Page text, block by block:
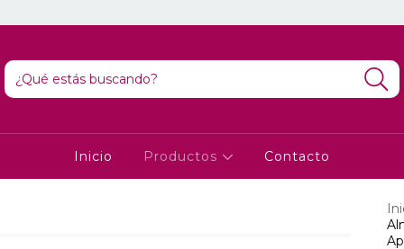
Inicio Productos Contacto